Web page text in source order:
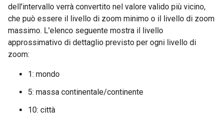
dell'intervallo verrà convertito nel valore valido più vicino,
che può essere il livello di zoom minimo o il livello di zoom
massimo. L'elenco seguente mostra il livello
approssimativo di dettaglio previsto per ogni livello di
zoom:
1: mondo
5: massa continentale/continente
10: città